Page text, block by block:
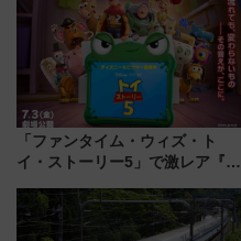
り方は？
「ファンタイム・ウィズ・ト
イ・ストーリー5」で激レア『ロ
デコレーションも徹底解説